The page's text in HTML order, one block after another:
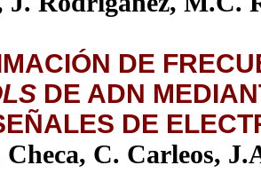
DE
DE ADN
DE
C. Carleos,